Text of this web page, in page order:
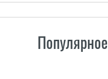
Популярное